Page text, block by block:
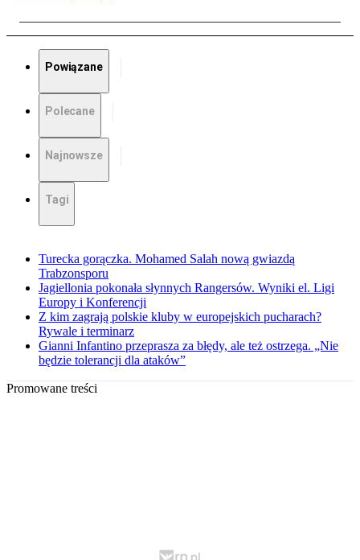
Powiązane
Polecane
Najnowsze
Tagi
Turecka gorączka. Mohamed Salah nową gwiazdą
Trabzonsporu
Jagiellonia pokonała słynnych Rangersów. Wyniki el. Ligi
Europy i Konferencji
Z kim zagrają polskie kluby w europejskich pucharach?
Rywale i terminarz
Gianni Infantino przeprasza za błędy, ale też ostrzega. „Nie
będzie tolerancji dla ataków”
Promowane treści